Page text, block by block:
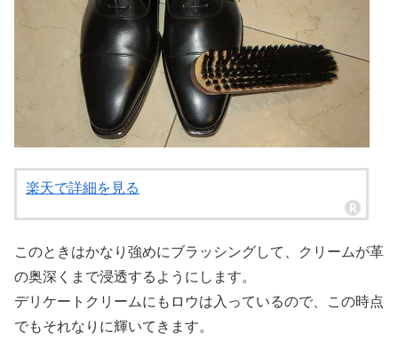
楽天で詳細を見る
このときはかなり強めにブラッシングして、クリームが革
の奥深くまで浸透するようにします。
デリケートクリームにもロウは入っているので、この時点
でもそれなりに輝いてきます。